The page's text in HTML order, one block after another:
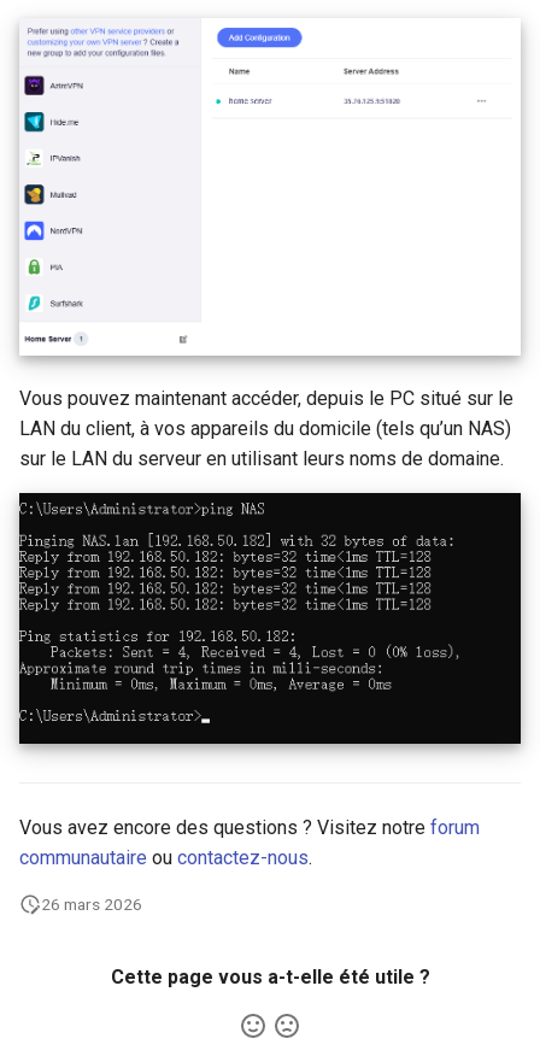
Vous pouvez maintenant accéder, depuis le PC situé sur le
LAN du client, à vos appareils du domicile (tels qu’un NAS)
sur le LAN du serveur en utilisant leurs noms de domaine.
Vous avez encore des questions ? Visitez notre forum
communautaire ou contactez-nous.
26 mars 2026
Cette page vous a-t-elle été utile ?